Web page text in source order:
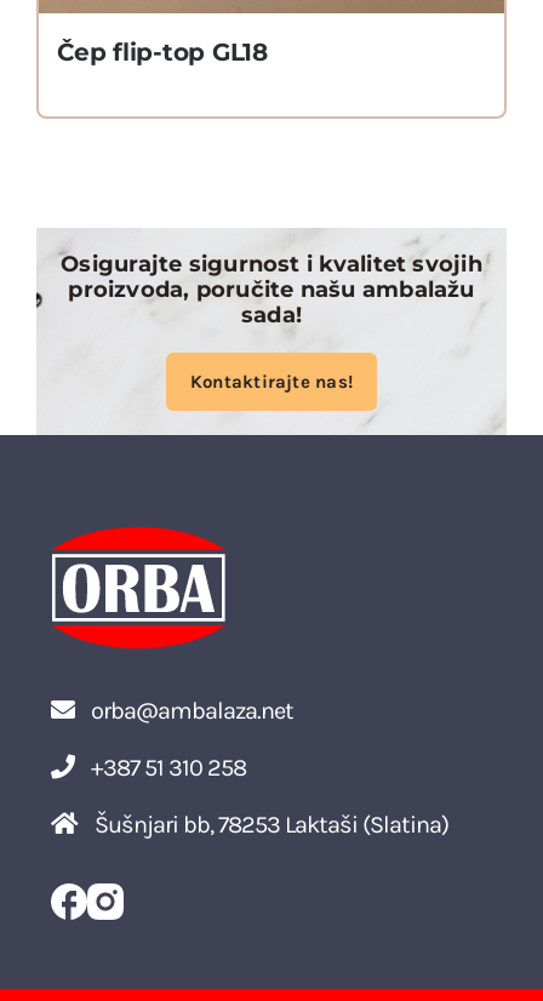
Čep flip-top GL18
Osigurajte sigurnost i kvalitet svojih
proizvoda, poručite našu ambalažu
sada!
Kontaktirajte nas!
orba@ambalaza.net
+387 51 310 258
Šušnjari bb, 78253 Laktaši (Slatina)